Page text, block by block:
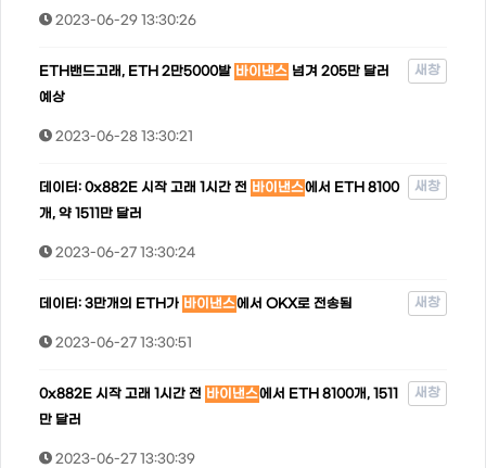
2023-06-29 13:30:26
ETH밴드고래, ETH 2만5000발 바이낸스 넘겨 205만 달러
예상
새창
2023-06-28 13:30:21
데이터: 0x882E 시작 고래 1시간 전 바이낸스에서 ETH 8100
개, 약 1511만 달러
새창
2023-06-27 13:30:24
데이터: 3만개의 ETH가 바이낸스에서 OKX로 전송됨 새창
2023-06-27 13:30:51
0x882E 시작 고래 1시간 전 바이낸스에서 ETH 8100개, 1511
만 달러
새창
2023-06-27 13:30:39